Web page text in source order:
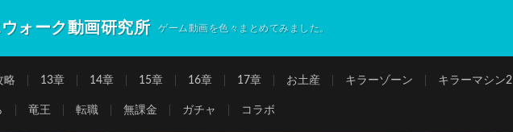
ォーク動画研究所 ゲーム動画を色々まとめてみました。
略 13章 14章 15章 16章 17章 お土産 キラーゾーン キラーマシン2
竜王 転職 無課金 ガチャ コラボ